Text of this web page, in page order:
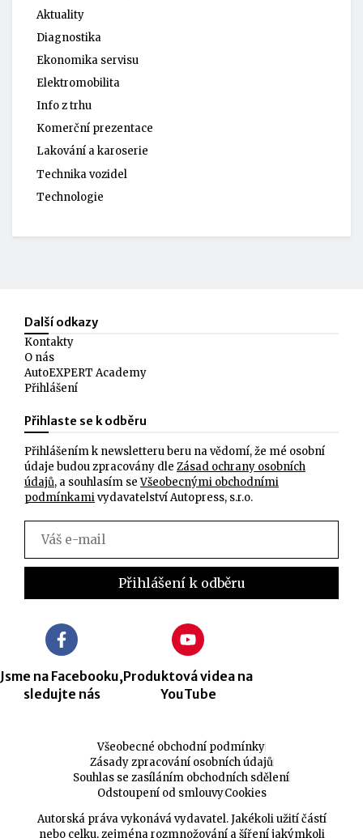
Aktuality
Diagnostika
Ekonomika servisu
Elektromobilita
Info z trhu
Komerční prezentace
Lakování a karoserie
Technika vozidel
Technologie
Další odkazy
Kontakty
O nás
AutoEXPERT Academy
Přihlášení
Přihlaste se k odběru
Přihlášením k newsletteru beru na vědomí, že mé osobní
údaje budou zpracovány dle Zásad ochrany osobních
údajů, a souhlasím seVšeobecnými obchodními
podmínkamivydavatelství Autopress, s.r.o.
Jsme na Facebooku,
sledujte nás
Produktová videa na
YouTube
Všeobecné obchodní podmínky
Zásady zpracování osobních údajů
Souhlas se zasíláním obchodních sdělení
Odstoupení od smlouvyCookies
Autorská práva vykonává vydavatel. Jakékoli užití částí
nebo celku, zejména rozmnožování a šíření jakýmkoli